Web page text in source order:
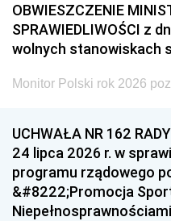
OBWIESZCZENIE
SPRAWIEDLIWOŚCI z
wolnych stanowiskach
Monitor Polski rok 2026
UCHWAŁA NR 162
24 lipca 2026 r. w
programu rządowego
&#8222;Promocja